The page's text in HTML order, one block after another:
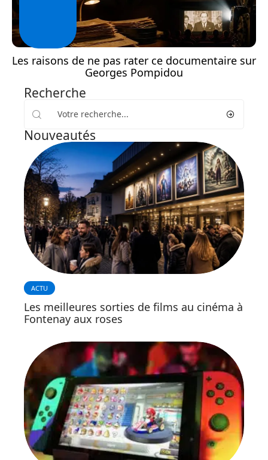
Les raisons de ne pas rater ce documentaire sur
Georges Pompidou
Recherche
Nouveautés
ACTU
Les meilleures sorties de films au cinéma à
Fontenay aux roses